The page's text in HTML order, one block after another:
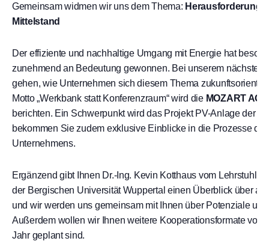
Gemeinsam widmen wir uns dem Thema:
Mittelstand
Der effiziente und nachhaltige Umgang mit Energie hat
zunehmend an Bedeutung gewonnen. Bei unserem nächsten
gehen, wie Unternehmen sich diesem Thema
Motto „Werkbank statt Konferenzraum“ wird die MOZART AG
berichten. Ein Schwerpunkt wird das Projekt PV-Anlage der
bekommen Sie zudem exklusive Einblicke in die Prozesse
Unternehmens.
Ergänzend gibt Ihnen Dr.-Ing. Kevin Kotthaus vom Lehrstuhl
der Bergischen Universität Wuppertal einen Überblick über
und wir werden uns gemeinsammit Ihnen über Potenziale
Außerdem wollen wir Ihnen weitere Kooperationsformate von
Jahr geplant sind.